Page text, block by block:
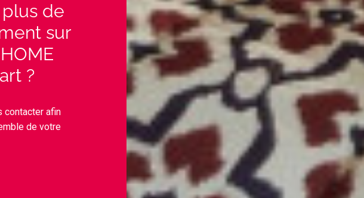
de
sur
?
contacter afin
de votre